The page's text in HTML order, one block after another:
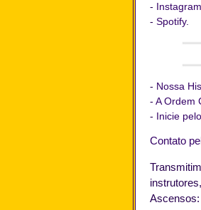
- Instagram.
- Spotify.
- Nossa
- A Ordem
- Inicie
Contato
Ascensos: